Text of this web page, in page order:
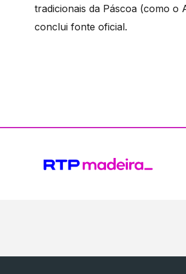
tradicionais da Páscoa (como o
conclui fonte oficial.